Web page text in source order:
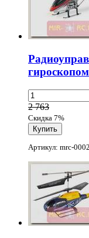
гироскопом
2 763
Скидка 7%
Артикул: mrc-